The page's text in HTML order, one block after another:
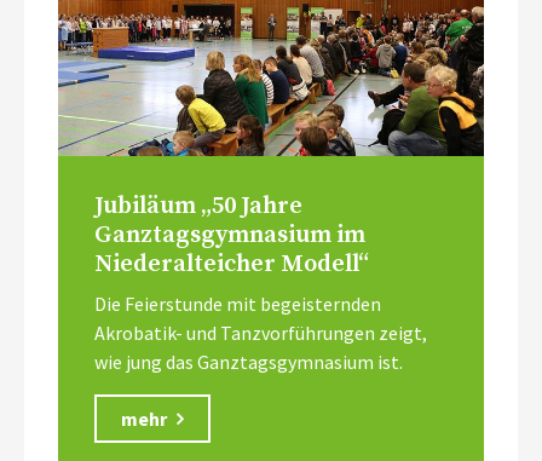
Jubiläum „50 Jahre
Ganztagsgymnasium im
Niederalteicher Modell“
Die Feierstunde mit begeisternden
Akrobatik- und Tanzvorführungen zeigt,
wie jung das Ganztagsgymnasium ist.
mehr